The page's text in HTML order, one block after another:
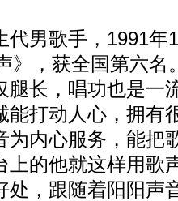
男歌手，1991年
》，获全国第六名
腿长，唱功也是一
能打动人心，拥有
为内心服务，能把
上的他就这样用歌
处，跟随着阳阳声